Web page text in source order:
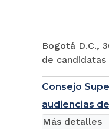
Bogotá D.C.,
de
Consejo
audiencias
Más detalles